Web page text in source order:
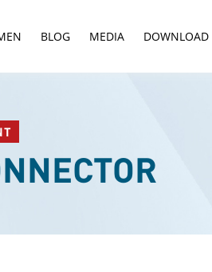
BLOG MEDIA DOWNLOAD